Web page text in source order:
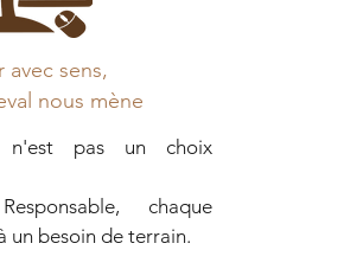
avec sens,
nous mène
n'est pas un choix
chaque
un besoin de terrain.